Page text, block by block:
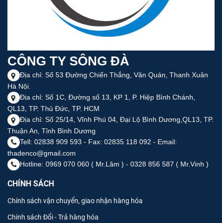
CÔNG TY SÔNG ĐÀ
Địa chỉ: Số 53 Đường Chiến Thắng, Văn Quán, Thanh Xuân
Hà Nội.
Địa chỉ: Số 1C, Đường số 13, KP 1, P. Hiệp Bình Chánh,
QL13, TP. Thủ Đức, TP. HCM
Địa chỉ: Số 25/14, Vĩnh Phú 04, Đại Lộ Bình Dương,QL13, TP.
Thuận An, Tỉnh Bình Dương
Tell: 02838 909 593 - Fax: 02835 118 092 - Email:
thadenco@gmail.com
Hotline: 0969 070 060 ( Mr.Lâm ) - 0328 856 587 ( Mr.Vinh )
CHÍNH SÁCH
Chính sách vận chuyển, giao nhận hàng hóa
Chính sách Đổi - Trả hàng hóa